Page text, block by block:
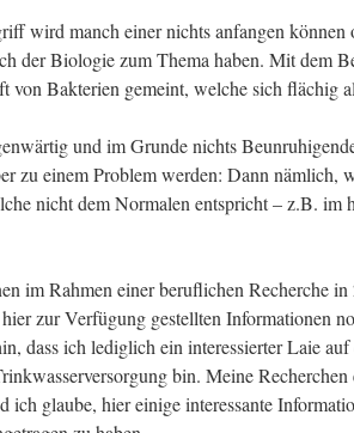
wird manch einer nichts anfangen
der Biologie zum Thema haben. Mit dem
von Bakterien gemeint, welche sich flächig
und im Grunde nichts
zu einem Problem werden: Dann nämlich,
nicht dem Normalen entspricht – z.B. im
im Rahmen einer beruflichen Recherche in
zur Verfügung gestellten Informationen
dass ich lediglich ein interessierter Laie
bin. Meine Recherchen
ich glaube, hier einige interessante